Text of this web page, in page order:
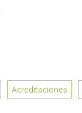
Acreditaciones